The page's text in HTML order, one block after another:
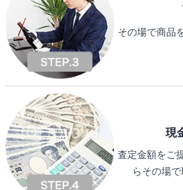
その場で商品
現
査定金額をご
らその場で